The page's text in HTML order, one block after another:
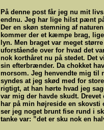
På denne post får jeg nu mit
endnu. Jeg har lige hilst pænt
Der en skøn stemning af
kommer der et kæmpe brag,
lyn. Men braget var meget
uforstående over for hvad det
nok korthåret nu på stedet. Det
sin efterbrænder. Da chokket
morsom. Jeg henvendte mig til
syndes at jeg skød med for
rigtigt, at han hørte hvad jeg
var mig der havde skudt.
har på min højreside en skovsti
ser jeg noget brunt fise rund i
tanke var: ”det er sku nok en